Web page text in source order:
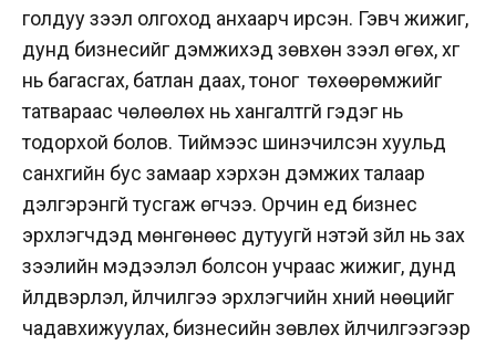
голдуу зээл олгоход анхаарч ирсэн. Гэвч жижиг,
дунд бизнесийг дэмжихэд зөвхөн зээл өгөх, хүүг
нь багасгах, батлан даах, тоног төхөөрөмжийг
татвараас чөлөөлөх нь хангалтгүй гэдэг нь
тодорхой болов. Тиймээс шинэчилсэн хуульд
санхүүгийн бус замаар хэрхэн дэмжих талаар
дэлгэрэнгүй тусгаж өгчээ. Орчин үед бизнес
эрхлэгчдэд мөнгөнөөс дутуугүй үнэтэй зүйл нь зах
зээлийн мэдээлэл болсон учраас жижиг, дунд
үйлдвэрлэл, үйлчилгээ эрхлэгчийн хүний нөөцийг
чадавхижуулах, бизнесийн зөвлөх үйлчилгээгээр